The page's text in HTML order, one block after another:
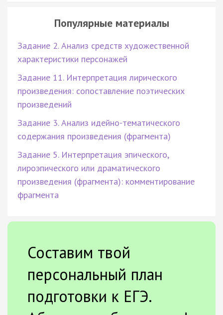
Популярные материалы
Задание 2. Анализ средств художественной
характеристики персонажей
Задание 11. Интерпретация лирического
произведения: сопоставление поэтических
произведений
Задание 3. Анализ идейно-тематического
содержания произведения (фрагмента)
Задание 5. Интерпретация эпического,
лироэпического или драматического
произведения (фрагмента): комментирование
фрагмента
Составим твой
персональный план
подготовки к ЕГЭ.